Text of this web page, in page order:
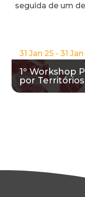
seguida de um
31 Jan 25 - 31
1º Workshop
por